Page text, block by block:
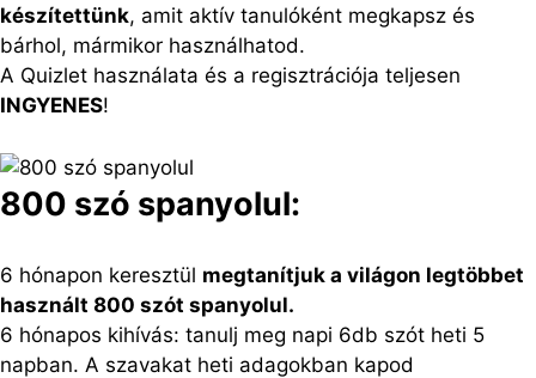
készítettünk, amit aktív tanulóként megkapsz és
bárhol, mármikor használhatod.
A Quizlet használata és a regisztrációja teljesen
INGYENES!
800 szó spanyolul:
6 hónapon keresztül megtanítjuk a világon legtöbbet
használt 800 szót spanyolul.
6 hónapos kihívás: tanulj meg napi 6db szót heti 5
napban. A szavakat heti adagokban kapod